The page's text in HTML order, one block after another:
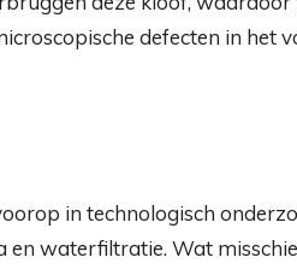
defecten in het
in technologisch
en waterfiltratie. Wat